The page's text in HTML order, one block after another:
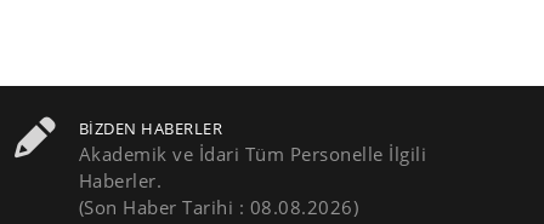
BIZDEN HABERLER
Akademik ve İdari Tüm Personelle İlgili
Haberler.
(Son Haber Tarihi : 08.08.2026)